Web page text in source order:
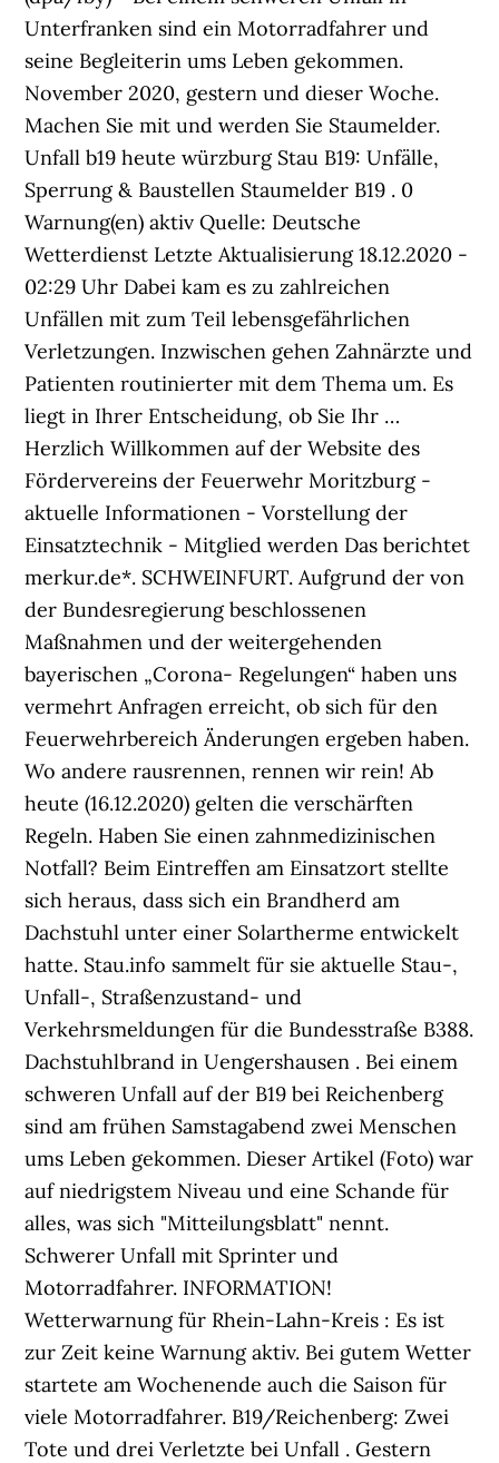
Unterfranken sind ein Motorradfahrer und
seine Begleiterin ums Leben gekommen.
November 2020, gestern und dieser Woche.
Machen Sie mit und werden Sie Staumelder.
Unfall b19 heute würzburg Stau B19: Unfälle,
Sperrung & Baustellen Staumelder B19 . 0
Warnung(en) aktiv Quelle: Deutsche
Wetterdienst Letzte Aktualisierung 18.12.2020 -
02:29 Uhr Dabei kam es zu zahlreichen
Unfällen mit zum Teil lebensgefährlichen
Verletzungen. Inzwischen gehen Zahnärzte und
Patienten routinierter mit dem Thema um. Es
liegt in Ihrer Entscheidung, ob Sie Ihr …
Herzlich Willkommen auf der Website des
Fördervereins der Feuerwehr Moritzburg -
aktuelle Informationen - Vorstellung der
Einsatztechnik - Mitglied werden Das berichtet
merkur.de*. SCHWEINFURT. Aufgrund der von
der Bundesregierung beschlossenen
Maßnahmen und der weitergehenden
bayerischen „Corona- Regelungen“ haben uns
vermehrt Anfragen erreicht, ob sich für den
Feuerwehrbereich Änderungen ergeben haben.
Wo andere rausrennen, rennen wir rein! Ab
heute (16.12.2020) gelten die verschärften
Regeln. Haben Sie einen zahnmedizinischen
Notfall? Beim Eintreffen am Einsatzort stellte
sich heraus, dass sich ein Brandherd am
Dachstuhl unter einer Solartherme entwickelt
hatte. Stau.info sammelt für sie aktuelle Stau-,
Unfall-, Straßenzustand- und
Verkehrsmeldungen für die Bundesstraße B388.
Dachstuhlbrand in Uengershausen . Bei einem
schweren Unfall auf der B19 bei Reichenberg
sind am frühen Samstagabend zwei Menschen
ums Leben gekommen. Dieser Artikel (Foto) war
auf niedrigstem Niveau und eine Schande für
alles, was sich "Mitteilungsblatt" nennt.
Schwerer Unfall mit Sprinter und
Motorradfahrer. INFORMATION!
Wetterwarnung für Rhein-Lahn-Kreis : Es ist
zur Zeit keine Warnung aktiv. Bei gutem Wetter
startete am Wochenende auch die Saison für
viele Motorradfahrer. B19/Reichenberg: Zwei
Tote und drei Verletzte bei Unfall . Gestern